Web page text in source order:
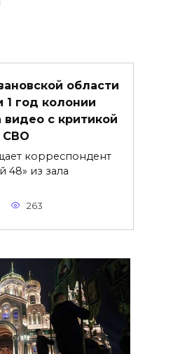
области
1 год колонии
видео с критикой
СВО
корреспондент
48» из зала
263